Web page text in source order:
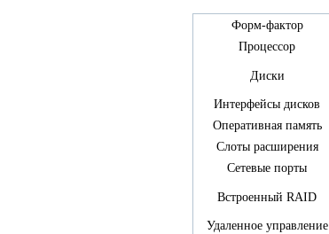
Форм-фактор
Процессор
Диски
Интерфейсы дисков
Оперативная память
Слоты расширения
Сетевые порты
Встроенный RAID
Удаленное управление